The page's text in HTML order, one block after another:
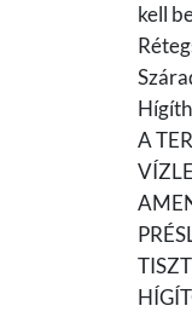
kell
A